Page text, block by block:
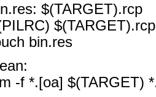
$(TARGET).rcp
bin.res
-f *.[oa] $(TARGET)